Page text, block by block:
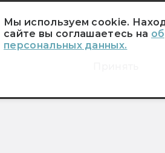
Мы используем cookie.
сайте вы соглашаетесь на
персональных данных.
(Роскомнадзор)